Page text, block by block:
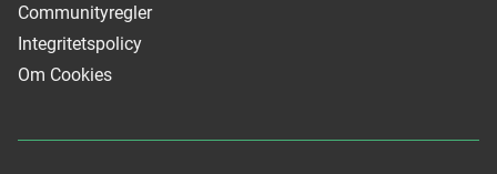
Communityregler
Integritetspolicy
Om Cookies